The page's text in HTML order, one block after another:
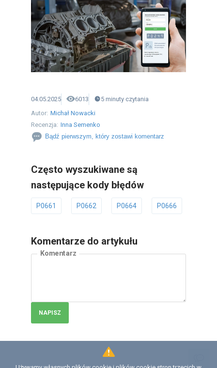
04.05.2025 6013 5 minuty czytania
Autor: Michał Nowacki
Recenzja: Inna Semenko
Bądź pierwszym, który zostawi komentarz
Często wyszukiwane są
następujące kody błędów
P0661 P0662 P0664 P0666
Komentarze do artykułu
Komentarz
NAPISZ